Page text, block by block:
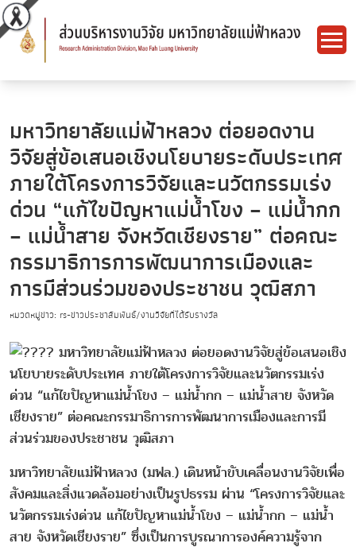
มหาวิทยาลัยแม่ฟ้าหลวง ต่อยอดงาน
วิจัยสู่ข้อเสนอเชิงนโยบายระดับประเทศ
ภายใต้โครงการวิจัยและนวัตกรรมเร่ง
ด่วน “แก้ไขปัญหาแม่น้ำโขง – แม่น้ำกก
– แม่น้ำสาย จังหวัดเชียงราย” ต่อคณะ
กรรมาธิการการพัฒนาการเมืองและ
การมีส่วนร่วมของประชาชน วุฒิสภา
หมวดหมู่ข่าว: rs-ข่าวประชาสัมพันธ์/งานวิจัยที่ได้รับรางวัล
มหาวิทยาลัยแม่ฟ้าหลวง ต่อยอดงานวิจัยสู่ข้อเสนอเชิง
นโยบายระดับประเทศ ภายใต้โครงการวิจัยและนวัตกรรมเร่ง
ด่วน “แก้ไขปัญหาแม่น้ำโขง – แม่น้ำกก – แม่น้ำสาย จังหวัด
เชียงราย” ต่อคณะกรรมาธิการการพัฒนาการเมืองและการมี
ส่วนร่วมของประชาชน วุฒิสภา
มหาวิทยาลัยแม่ฟ้าหลวง (มฟล.) เดินหน้าขับเคลื่อนงานวิจัยเพื่อ
สังคมและสิ่งแวดล้อมอย่างเป็นรูปธรรม ผ่าน “โครงการวิจัยและ
นวัตกรรมเร่งด่วน แก้ไขปัญหาแม่น้ำโขง – แม่น้ำกก – แม่น้ำ
สาย จังหวัดเชียงราย” ซึ่งเป็นการบูรณาการองค์ความรู้จาก